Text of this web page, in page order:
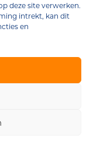
deze site verwerken.
intrekt, kan dit
en